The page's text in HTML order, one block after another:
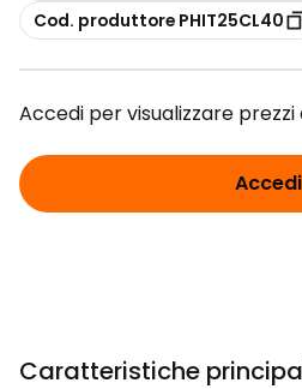
copia
Cod. produttore PHIT25CL40
Accedi per visualizzare
Accedi
Caratteristiche